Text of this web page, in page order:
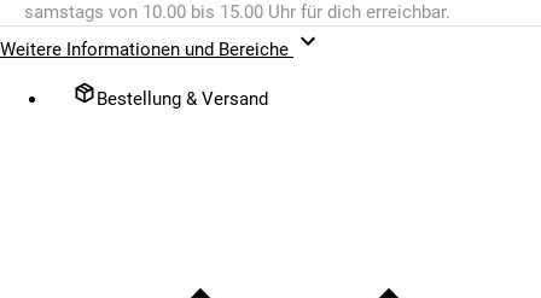
samstags von 10.00 bis 15.00 Uhr für dich erreichbar.
Weitere Informationen und Bereiche
Bestellung & Versand